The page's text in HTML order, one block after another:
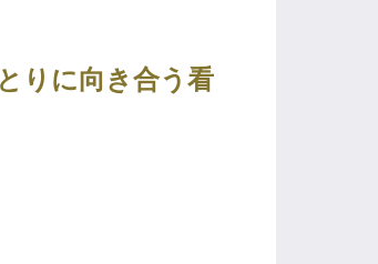
りに向き合う看